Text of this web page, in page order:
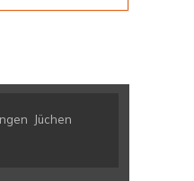
Jüchen